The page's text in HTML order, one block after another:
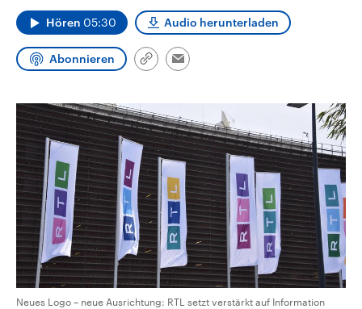
und Hintergründe zu den Parteien
und Kandidaten der anstehenden
Wahl.
Sendungen Programm Podcasts
Audio-Archiv
Hören 05:30 Audio herunterladen
Abonnieren
Link
Email
Neues Logo – neue Ausrichtung: RTL setzt verstärkt auf Information